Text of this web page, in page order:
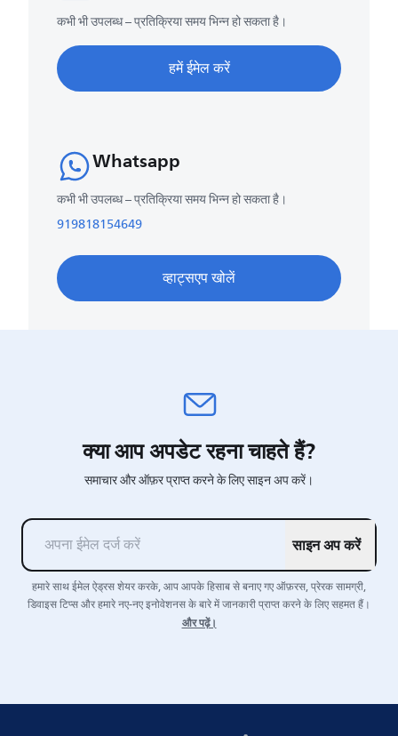
कभी भी उपलब्ध – प्रतिक्रिया समय भिन्न हो सकता है।
हमें ईमेल करें
Whatsapp
कभी भी उपलब्ध – प्रतिक्रिया समय भिन्न हो सकता है।
919818154649
व्हाट्सएप खोलें
क्या आप अपडेट रहना चाहते हैं?
समाचार और ऑफ़र प्राप्त करने के लिए साइन अप करें।
साइन अप करें
हमारे साथ ईमेल ऐड्रस शेयर करके, आप आपके हिसाब से बनाए गए ऑफ़रस, प्रेरक सामग्री,
डिवाइस टिप्स और हमारे नए-नए इनोवेशनस के बारे में जानकारी प्राप्त करने के लिए सहमत हैं।
और पढ़ें।